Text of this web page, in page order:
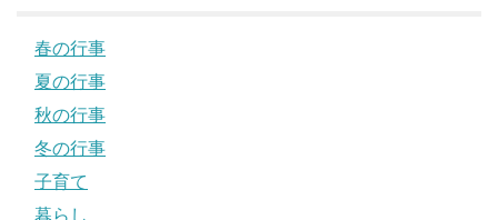
春の行事
夏の行事
秋の行事
冬の行事
子育て
暮らし